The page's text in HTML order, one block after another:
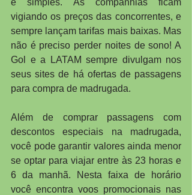
é simples. As companhias ficam
vigiando os preços das concorrentes, e
sempre lançam tarifas mais baixas. Mas
não é preciso perder noites de sono! A
Gol e a LATAM sempre divulgam nos
seus sites de há ofertas de passagens
para compra de madrugada.
Além de comprar passagens com
descontos especiais na madrugada,
você pode garantir valores ainda menor
se optar para viajar entre às 23 horas e
6 da manhã. Nesta faixa de horário
você encontra voos promocionais nas